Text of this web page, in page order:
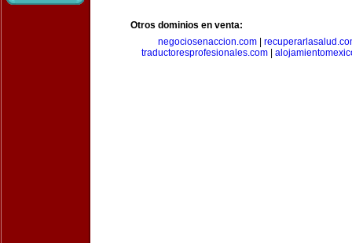
Otros dominios en venta:
negociosenaccion.com|
traductoresprofesionales.com|